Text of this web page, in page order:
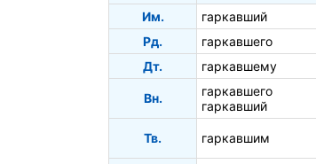
Им.
гаркавший
Рд.
гаркавшего
Дт.
гаркавшему
Вн.
гаркавшего
гаркавший
Тв. гаркавшим